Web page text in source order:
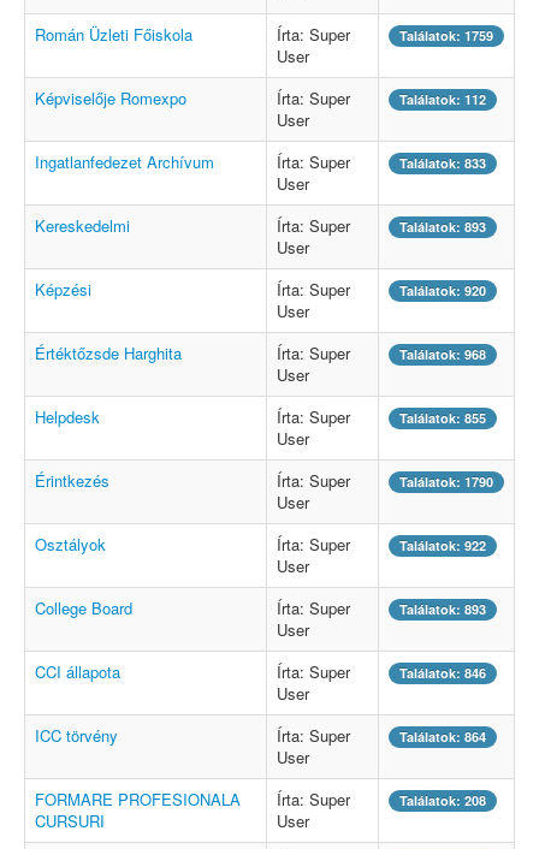
Román Üzleti Főiskola
Írta: Super
User
Találatok: 1759
Képviselője Romexpo
Írta: Super
User
Találatok: 112
Ingatlanfedezet Archívum
Írta: Super
User
Találatok: 833
Kereskedelmi
Írta: Super
User
Találatok: 893
Képzési
Írta: Super
User
Találatok: 920
Értéktőzsde Harghita
Írta: Super
User
Találatok: 968
Helpdesk
Írta: Super
User
Találatok: 855
Érintkezés
Írta: Super
User
Találatok: 1790
Osztályok
Írta: Super
User
Találatok: 922
College Board
Írta: Super
User
Találatok: 893
CCI állapota
Írta: Super
User
Találatok: 846
ICC törvény
Írta: Super
User
Találatok: 864
FORMARE PROFESIONALA
CURSURI
Írta: Super
User
Találatok: 208